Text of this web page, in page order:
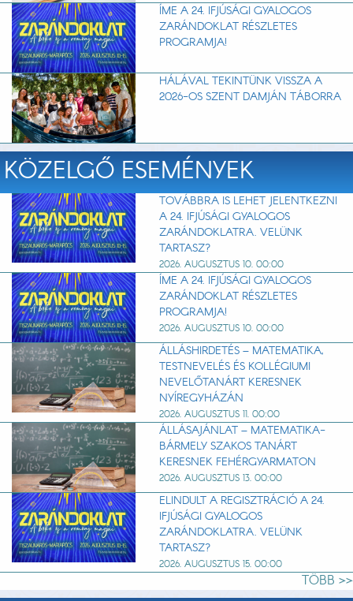
ÍME A 24. IFJÚSÁGI GYALOGOS
ZARÁNDOKLAT RÉSZLETES
PROGRAMJA!
HÁLÁVAL TEKINTÜNK VISSZA A
2026-OS SZENT DAMJÁN TÁBORRA
KÖZELGŐ ESEMÉNYEK
TOVÁBBRA IS LEHET JELENTKEZNI
A 24. IFJÚSÁGI GYALOGOS
ZARÁNDOKLATRA. VELÜNK
TARTASZ?
2026. AUGUSZTUS 10. 00:00
ÍME A 24. IFJÚSÁGI GYALOGOS
ZARÁNDOKLAT RÉSZLETES
PROGRAMJA!
2026. AUGUSZTUS 10. 00:00
ÁLLÁSHIRDETÉS – MATEMATIKA,
TESTNEVELÉS ÉS KOLLÉGIUMI
NEVELŐTANÁRT KERESNEK
NYÍREGYHÁZÁN
2026. AUGUSZTUS 11. 00:00
ÁLLÁSAJÁNLAT – MATEMATIKA-
BÁRMELY SZAKOS TANÁRT
KERESNEK FEHÉRGYARMATON
2026. AUGUSZTUS 13. 00:00
ELINDULT A REGISZTRÁCIÓ A 24.
IFJÚSÁGI GYALOGOS
ZARÁNDOKLATRA. VELÜNK
TARTASZ?
2026. AUGUSZTUS 15. 00:00
TÖBB >>